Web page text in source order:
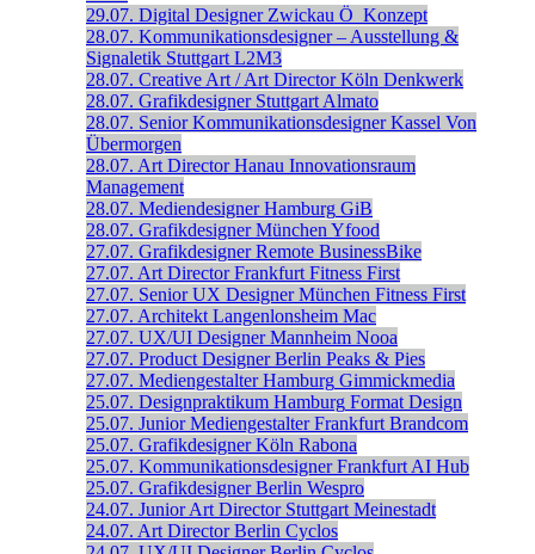
29.07. Digital Designer Zwickau Ö_Konzept
28.07. Kommunikationsdesigner – Ausstellung &
Signaletik Stuttgart L2M3
28.07. Creative Art / Art Director Köln Denkwerk
28.07. Grafikdesigner Stuttgart Almato
28.07. Senior Kommunikations­designer Kassel Von
Übermorgen
28.07. Art Director Hanau Innovationsraum
Management
28.07. Mediendesigner Hamburg GiB
28.07. Grafikdesigner München Yfood
27.07. Grafikdesigner Remote BusinessBike
27.07. Art Director Frankfurt Fitness First
27.07. Senior UX Designer München Fitness First
27.07. Architekt Langenlonsheim Mac
27.07. UX/UI Designer Mannheim Nooa
27.07. Product Designer Berlin Peaks & Pies
27.07. Mediengestalter Hamburg Gimmickmedia
25.07. Designpraktikum Hamburg Format Design
25.07. Junior Mediengestalter Frankfurt Brandcom
25.07. Grafikdesigner Köln Rabona
25.07. Kommunikationsdesigner Frankfurt AI Hub
25.07. Grafikdesigner Berlin Wespro
24.07. Junior Art Director Stuttgart Meinestadt
24.07. Art Director Berlin Cyclos